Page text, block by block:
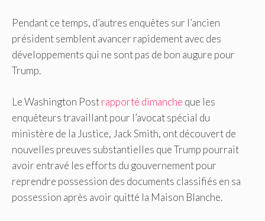
Pendant ce temps, d’autres enquêtes sur l’ancien
président semblent avancer rapidement avec des
développements qui ne sont pas de bon augure pour
Trump.
Le Washington Postrapporté dimanche que les
enquêteurs travaillant pour l’avocat spécial du
ministère de la Justice, Jack Smith, ont découvert de
nouvelles preuves substantielles que Trump pourrait
avoir entravé les efforts du gouvernement pour
reprendre possession des documents classifiés en sa
possession après avoir quitté la Maison Blanche.